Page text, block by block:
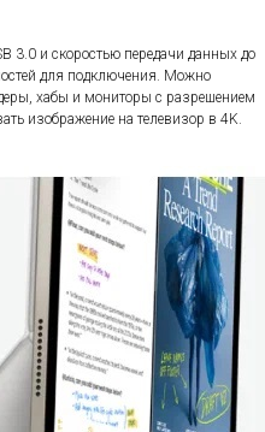
3.0 и скоростью передачи данных до
для подключения. Можно
хабы и мониторы с разрешением
изображение на телевизор в 4K.